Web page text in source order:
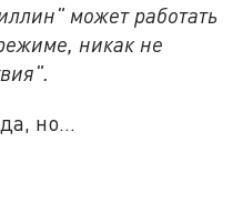
может работать
никак не
но...